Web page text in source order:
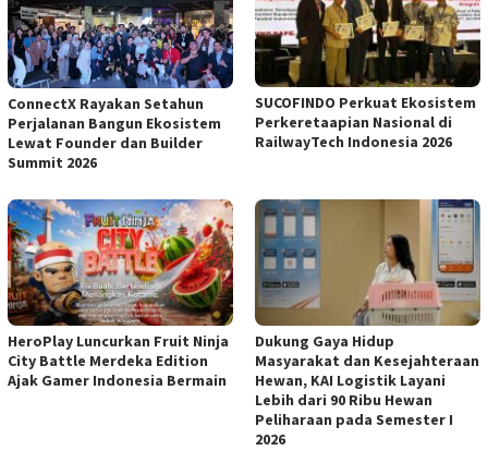
ConnectX Rayakan Setahun
Perjalanan Bangun Ekosistem
Lewat Founder dan Builder
Summit 2026
SUCOFINDO Perkuat Ekosistem
Perkeretaapian Nasional di
RailwayTech Indonesia 2026
HeroPlay Luncurkan Fruit Ninja
City Battle Merdeka Edition
Ajak Gamer Indonesia Bermain
Dukung Gaya Hidup
Masyarakat dan Kesejahteraan
Hewan, KAI Logistik Layani
Lebih dari 90 Ribu Hewan
Peliharaan pada Semester I
2026